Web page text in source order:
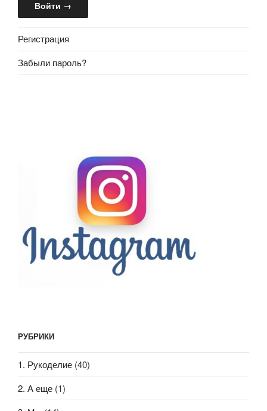
Регистрация
Забыли пароль?
РУБРИКИ
1. Рукоделие (40)
2. А еще (1)